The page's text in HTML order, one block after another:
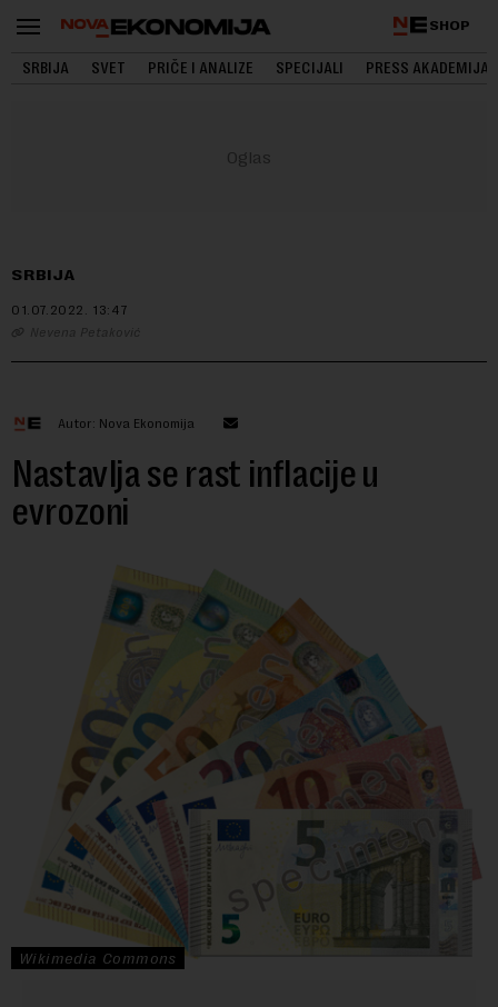
SHOP
SRBIJA SVET PRIČE I ANALIZE SPECIJALI PRESS AKADEMIJA
SRBIJA
01.07.2022. 13:47
Nevena Petaković
Autor: Nova Ekonomija
Nastavlja se rast inflacije u
evrozoni
Wikimedia Commons